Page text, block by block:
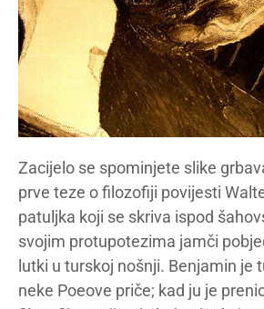
Zacijelo se spominjete slike
prve teze o filozofiji povijesti
patuljka koji se skriva ispod
svojim protupotezima jamči
lutki u turskoj nošnji. Benjamin je
neke Poeove priče; kad ju je